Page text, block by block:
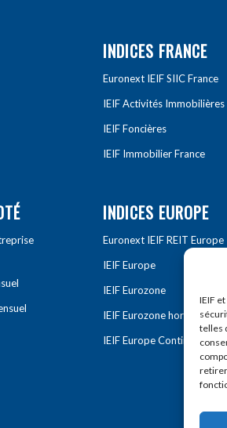
IEIF
telles
retirer
INDICES FRANCE
Euronext IEIF SIIC France
IEIF Activités Immobilières
IEIF Foncières
IEIF Immobilier France
INDICES EUROPE
Euronext IEIF REIT Europe
IEIF Europe
IEIF Eurozone
IEIF Eurozone hors France
IEIF Europe Continentale